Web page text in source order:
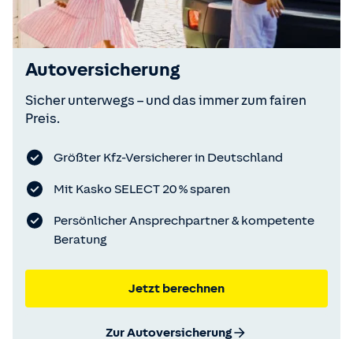
Autoversicherung
Sicher unterwegs – und das immer zum fairen
Preis.
Größter Kfz-Versicherer in Deutschland
Mit Kasko SELECT 20 % sparen
Persönlicher Ansprechpartner & kompetente
Beratung
Jetzt berechnen
Zur Autoversicherung